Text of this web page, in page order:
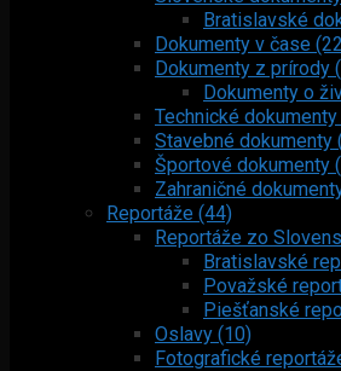
Bratislavské
Dokumenty v čase
Dokumenty z prírody
Dokumenty o
Technické dokumenty
Stavebné dokumenty
Športové dokumenty
Zahraničné
Reportáže (44)
Reportáže zo
Bratislavské
Považské
Piešťanské
Oslavy (10)
Fotografické